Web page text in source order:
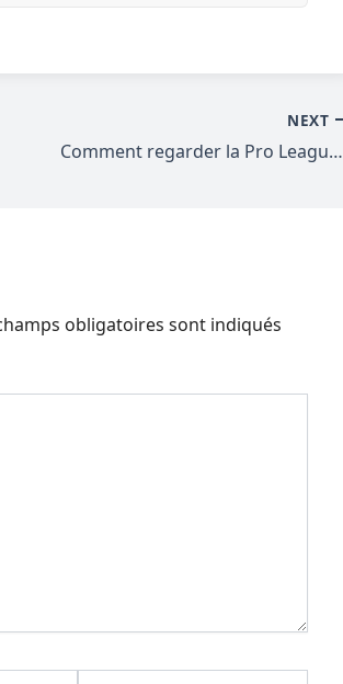
NEXT
Comment regarder la Pro League belge en 2026 : Proximus et DAZN ensemble
obligatoires sont indiqués